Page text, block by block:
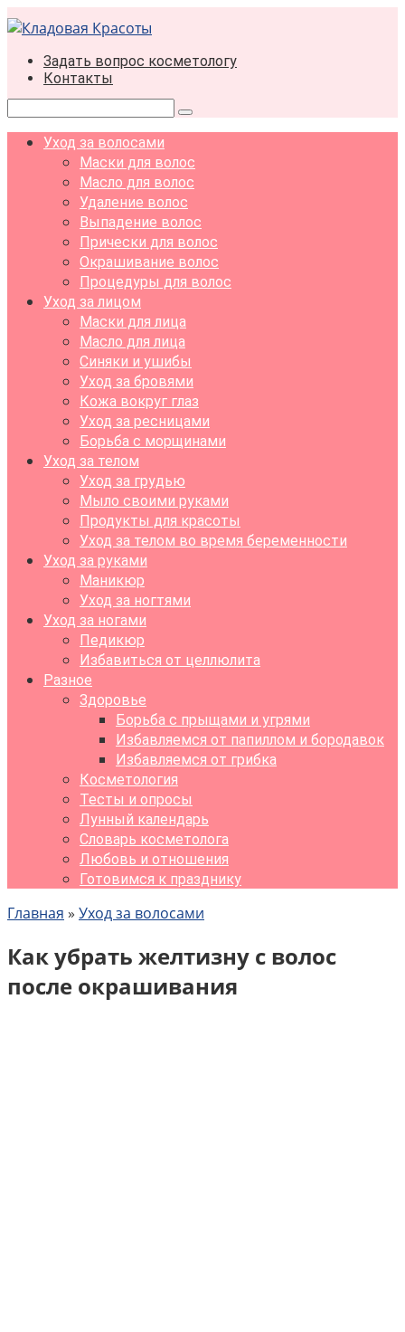
Перейти
к
контентуЗадать вопрос косметологу
Контакты
Поиск:
Уход за волосами
Маски для волос
Масло для волос
Удаление волос
Выпадение волос
Прически для волос
Окрашивание волос
Процедуры для волос
Уход за лицом
Маски для лица
Масло для лица
Синяки и ушибы
Уход за бровями
Кожа вокруг глаз
Уход за ресницами
Борьба с морщинами
Уход за телом
Уход за грудью
Мыло своими руками
Продукты для красоты
Уход за телом во время беременности
Уход за руками
Маникюр
Уход за ногтями
Уход за ногами
Педикюр
Избавиться от целлюлита
Разное
Здоровье
Борьба с прыщами и угрями
Избавляемся от папиллом и бородавок
Избавляемся от грибка
Косметология
Тесты и опросы
Лунный календарь
Словарь косметолога
Любовь и отношения
Готовимся к празднику
Главная » Уход за волосами
Как убрать желтизну с волос
после окрашивания